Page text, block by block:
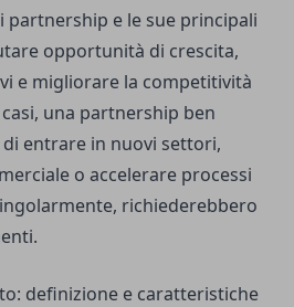
partnership e le sue principali
opportunità di crescita,
e migliorare la competitività
una partnership ben
entrare in nuovi settori,
o accelerare processi
richiederebbero
definizione e caratteristiche